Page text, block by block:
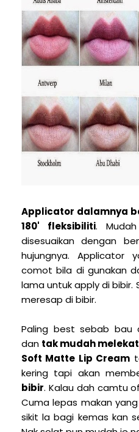
Applicator dalamnya
180' fleksibiliti.
disesuaikan dengan
hujungnya. Applicator
comot bila di gunakan
lama untuk apply di bibir.
meresap di bibir.
Paling best sebab bau
dan tak mudah melekat
Soft Matte Lip Cream
kering tapi akan
bibir. Kalau dah camtu
Cuma lepas makan
sikit la bagi kemas kan